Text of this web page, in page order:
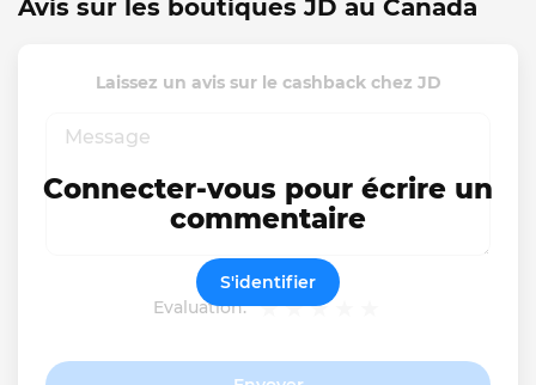
Avis sur les boutiques JD au Canada
Laissez un avis sur le cashback chez JD
Evaluation:
Connecter-vous pour écrire un
commentaire
S'identifier